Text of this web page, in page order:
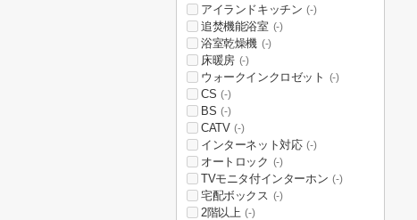
アイランドキッチン (-)
追焚機能浴室 (-)
浴室乾燥機 (-)
床暖房 (-)
ウォークインクロゼット (-)
CS (-)
BS (-)
CATV (-)
インターネット対応 (-)
オートロック (-)
TVモニタ付インターホン (-)
宅配ボックス (-)
2階以上 (-)